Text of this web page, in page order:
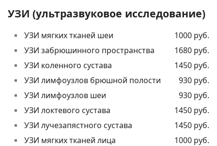
УЗИ (ультразвуковое исследование)
УЗИ мягких тканей шеи
1000 руб.
УЗИ забрюшинного пространства
1680 руб.
УЗИ коленного сустава
1450 руб.
УЗИ лимфоузлов брюшной полости
930 руб.
УЗИ лимфоузлов шеи
930 руб.
УЗИ локтевого сустава
1450 руб.
УЗИ лучезапястного сустава
1450 руб.
УЗИ мягких тканей лица
1000 руб.